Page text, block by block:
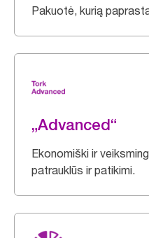
Pakuotė, kurią
„Advanced“
Ekonomiški ir
patrauklūs ir patikimi.